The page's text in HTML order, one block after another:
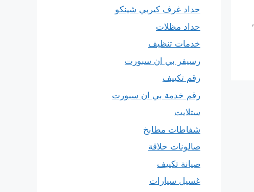
,
حداد غرف كيربي شينكو
حداد مظلات
خدمات تنظيف
رسيفر بي ان سبورت
رقم تكييف
رقم خدمة بي ان سبورت
ستلايت
شفاطات مطابخ
صالونات حلاقة
صيانة تكييف
غسيل سيارات